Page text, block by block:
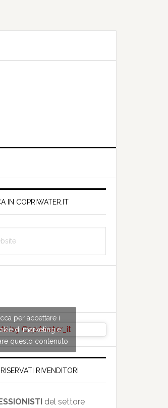
IN COPRIWATER.IT
by Copriwater_it
per accettare i
di marketing e
questo contenuto
RIVENDITORI
del settore